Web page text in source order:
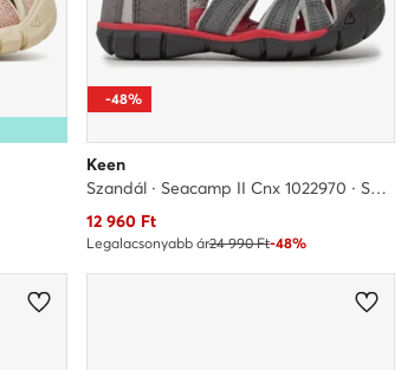
-48%
Keen
Szandál · Seacamp II Cnx 1022970 · Szürke
Aktuális ár
12 960Ft
Legalacsonyabb ár24 990 Ft-48%